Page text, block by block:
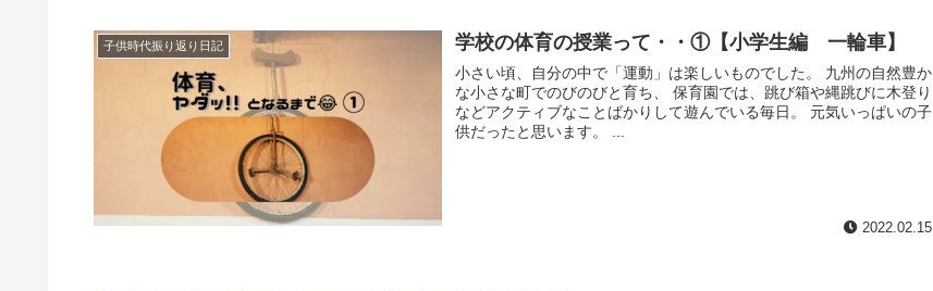
子供時代振り返り日記 学校の体育の授業って・・①【小学生編 一輪車】
小さい頃、自分の中で「運動」は楽しいものでした。 九州の自然豊か
な小さな町でのびのびと育ち、 保育園では、跳び箱や縄跳びに木登り
などアクティブなことばかりして遊んでいる毎日。 元気いっぱいの子
供だったと思います。 ...
2022.02.15